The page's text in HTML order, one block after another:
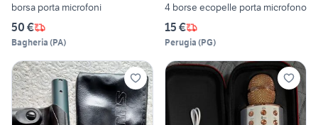
borsa porta microfoni
50 €
Bagheria (PA)
4 borse ecopelle porta microfono
15 €
Perugia (PG)